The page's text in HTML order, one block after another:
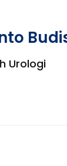
Urologi